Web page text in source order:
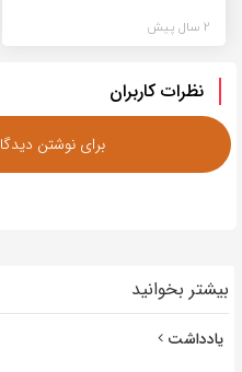
2 سال پیش
نظرات کاربران
برای نوشتن
بیشتر بخوانید
یادداشت